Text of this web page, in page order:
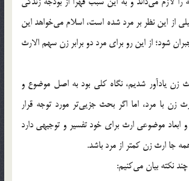
از این نظر بر مرد شده است، اسلام می‌خواهد این
شود؛ از این رو برای مرد دو برابر زن سهم الارث
زن یادآور شدیم، نگاه کلی بود به اصل موضوع و
زن با مرد، اما اگر بحث جزیی‌تر مورد توجه قرار
و ابعاد موضوعی ارث برای خود تفسیر و توجیهی دارد
جا ارث زن کمتر از مرد باشد.
نکته بیان می‌کنیم: